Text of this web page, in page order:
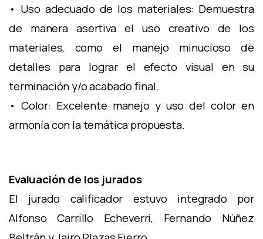
• Uso adecuado de los materiales: Demuestra
de manera asertiva el uso creativo de los
materiales, como el manejo minucioso de
detalles para lograr el efecto visual en su
terminación y/o acabado final.
• Color: Excelente manejo y uso del color en
armonía con la temática propuesta.
Evaluación de los jurados
El jurado calificador estuvo integrado por
Alfonso Carrillo Echeverri, Fernando Núñez